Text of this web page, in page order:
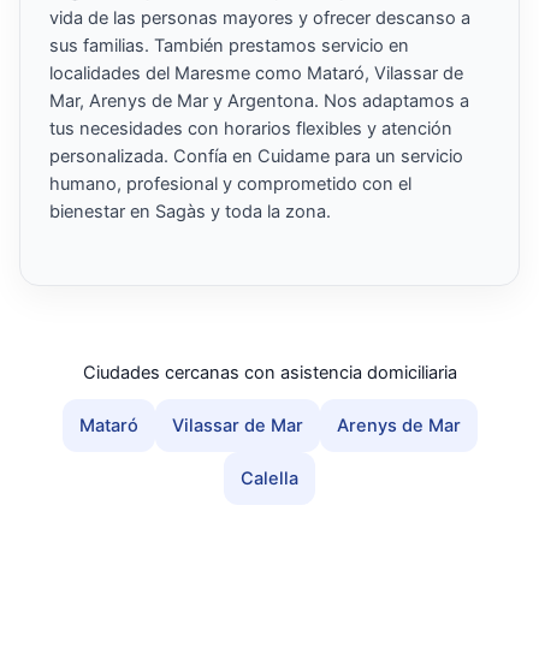
vida de las personas mayores y ofrecer descanso a
sus familias. También prestamos servicio en
localidades del Maresme como Mataró, Vilassar de
Mar, Arenys de Mar y Argentona. Nos adaptamos a
tus necesidades con horarios flexibles y atención
personalizada. Confía en Cuidame para un servicio
humano, profesional y comprometido con el
bienestar en Sagàs y toda la zona.
Ciudades cercanas con asistencia domiciliaria
Mataró Vilassar de Mar Arenys de Mar
Calella